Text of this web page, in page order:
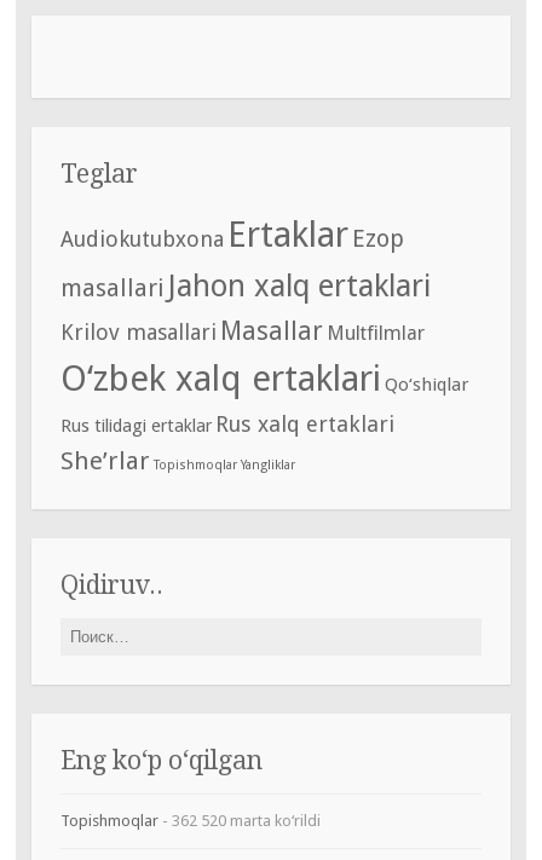
Teglar
Audiokutubxona Ertaklar Ezop
masallari Jahon xalq ertaklari
Krilov masallari Masallar Multfilmlar
O‘zbek xalq ertaklari Qo‘shiqlar
Rus tilidagi ertaklar Rus xalq ertaklari
She’rlar Topishmoqlar Yangliklar
Qidiruv..
Найти:
Eng ko‘p o‘qilgan
Topishmoqlar- 362 520 marta ko‘rildi